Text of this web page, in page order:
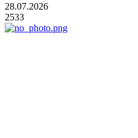
28.07.2026
2533